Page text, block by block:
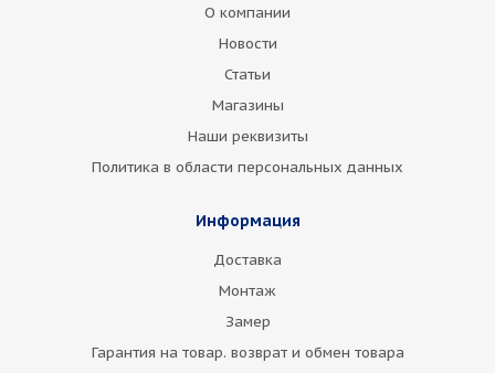
О компании
Новости
Статьи
Магазины
Наши реквизиты
Политика в области персональных данных
Информация
Доставка
Монтаж
Замер
Гарантия на товар. возврат и обмен товара